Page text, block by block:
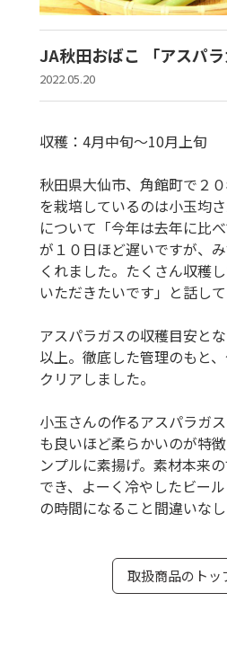
JA秋田おばこ 「アスパラ
2022.05.20
収穫：4月中旬～10月上旬
秋田県大仙市、角館町で２
を栽培しているのは小玉均
について「今年は去年に比
が１０日ほど遅いですが、
くれました。たくさん収穫
いただきたいです」と話して
アスパラガスの収穫目安と
以上。徹底した管理のもと
クリアしました。
小玉さんの作るアスパラガ
も良いほど柔らかいのが特
ンプルに素揚げ。素材本来
でき、よーく冷やしたビー
の時間になること間違いなし
取扱商品のトッ